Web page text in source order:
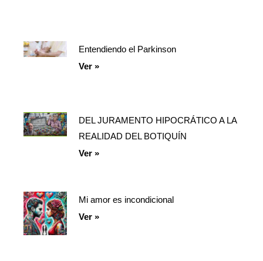
Entendiendo el Parkinson
Ver »
DEL JURAMENTO HIPOCRÁTICO A LA
REALIDAD DEL BOTIQUÍN
Ver »
Mi amor es incondicional
Ver »